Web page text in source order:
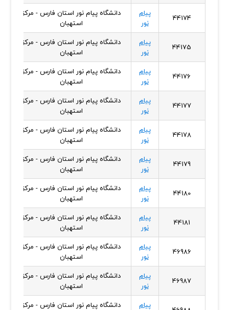
44174
پیام
نور
دانشگاه پیام نور استان فارس - مرکز
استهبان
44175
پیام
نور
دانشگاه پیام نور استان فارس - مرکز
استهبان
44176
پیام
نور
دانشگاه پیام نور استان فارس - مرکز
استهبان
44177
پیام
نور
دانشگاه پیام نور استان فارس - مرکز
استهبان
44178
پیام
نور
دانشگاه پیام نور استان فارس - مرکز
استهبان
44179
پیام
نور
دانشگاه پیام نور استان فارس - مرکز
استهبان
44180
پیام
نور
دانشگاه پیام نور استان فارس - مرکز
استهبان
44181
پیام
نور
دانشگاه پیام نور استان فارس - مرکز
استهبان
46986
پیام
نور
دانشگاه پیام نور استان فارس - مرکز
استهبان
46987
پیام
نور
دانشگاه پیام نور استان فارس - مرکز
استهبان
پیام
دانشگاه پیام نور استان فارس - مرکز